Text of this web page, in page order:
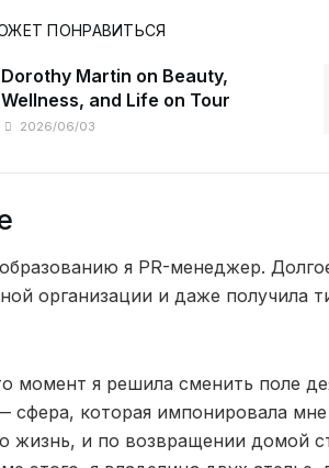
ПОНРАВИТЬСЯ
Dorothy Martin on Beauty,
Wellness, and Life on Tour
2026/06/03
я PR-менеджер.
организации и даже получила
момент я решила сменить поле
сфера, которая импонировала
жизнь, и по возвращении домой